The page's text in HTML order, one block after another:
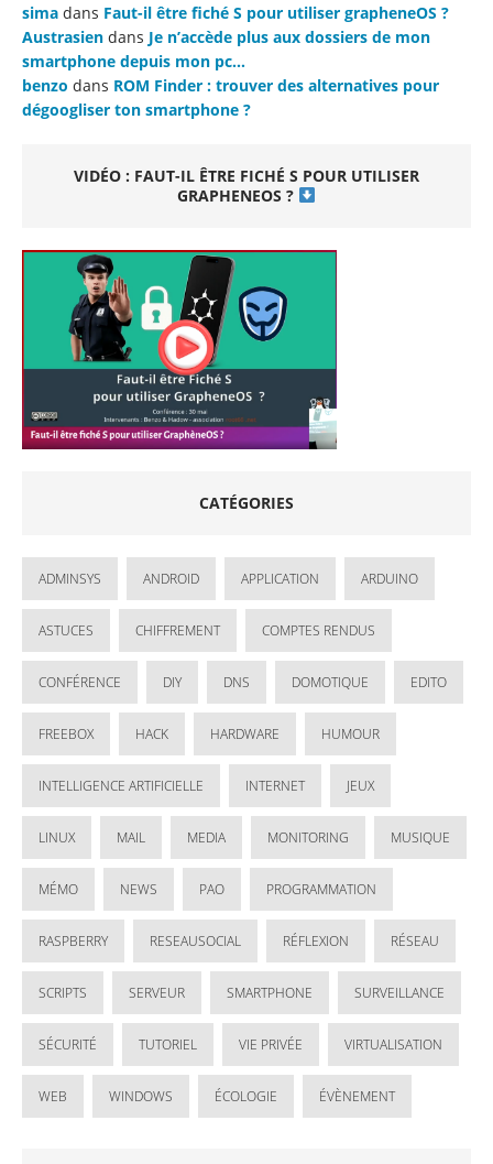
sima dans Faut-il être fiché S pour utiliser grapheneOS ?
Austrasien dans Je n’accède plus aux dossiers de mon
smartphone depuis mon pc…
benzo dans ROM Finder : trouver des alternatives pour
dégoogliser ton smartphone ?
VIDÉO : FAUT-IL ÊTRE FICHÉ S POUR UTILISER
GRAPHENEOS ?
CATÉGORIES
ADMINSYS ANDROID APPLICATION ARDUINO
ASTUCES CHIFFREMENT COMPTES RENDUS
CONFÉRENCE DIY DNS DOMOTIQUE EDITO
FREEBOX HACK HARDWARE HUMOUR
INTELLIGENCE ARTIFICIELLE INTERNET JEUX
LINUX MAIL MEDIA MONITORING MUSIQUE
MÉMO NEWS PAO PROGRAMMATION
RASPBERRY RESEAUSOCIAL RÉFLEXION RÉSEAU
SCRIPTS SERVEUR SMARTPHONE SURVEILLANCE
SÉCURITÉ TUTORIEL VIE PRIVÉE VIRTUALISATION
WEB WINDOWS ÉCOLOGIE ÉVÈNEMENT